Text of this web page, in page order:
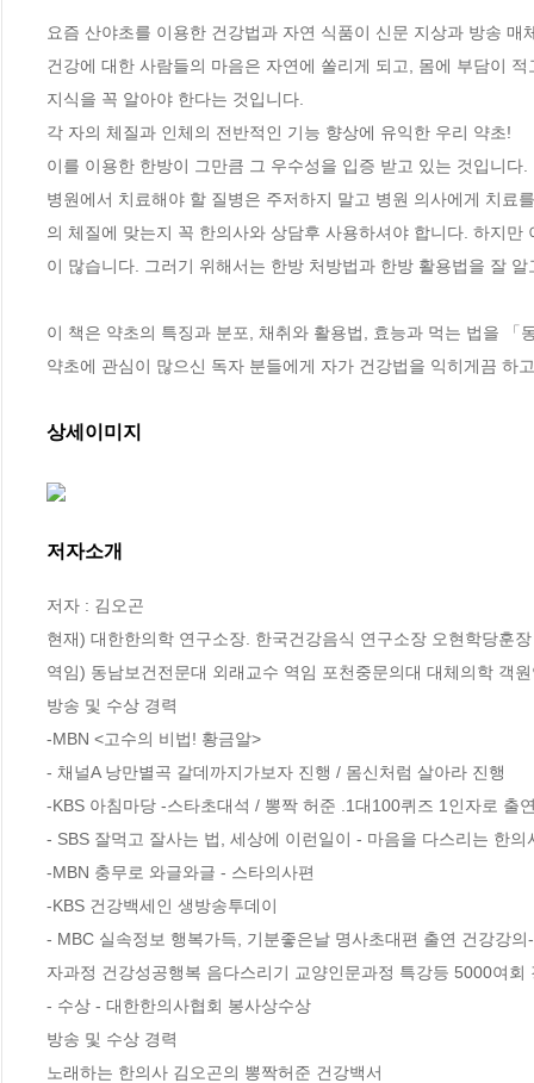
요즘 산야초를 이용한 건강법과 자연 식품이 신문 지상과 방송
건강에 대한 사람들의 마음은 자연에 쏠리게 되고, 몸에 부담이
지식을 꼭 알아야 한다는 것입니다.
각 자의 체질과 인체의 전반적인 기능 향상에 유익한 우리 약초!
이를 이용한 한방이 그만큼 그 우수성을 입증 받고 있는 것입니다.
병원에서 치료해야 할 질병은 주저하지 말고 병원 의사에게 치료
의 체질에 맞는지 꼭 한의사와 상담후 사용하셔야 합니다. 하지
이 많습니다. 그러기 위해서는 한방 처방법과 한방 활용법을 잘
이 책은 약초의 특징과 분포, 채취와 활용법, 효능과 먹는 법을
약초에 관심이 많으신 독자 분들에게 자가 건강법을 익히게끔 하
상세이미지
저자소개
저자 : 김오곤
현재) 대한한의학 연구소장. 한국건강음식 연구소장 오현학당훈
역임) 동남보건전문대 외래교수 역임 포천중문의대 대체의학 객
방송 및 수상 경력
-MBN <고수의 비법! 황금알>
- 채널A 낭만별곡 갈데까지가보자 진행 / 몸신처럼 살아라 진행
-KBS 아침마당 -스타초대석 / 뽕짝 허준 .1대100퀴즈 1인자로 출
- SBS 잘먹고 잘사는 법, 세상에 이런일이 - 마음을 다스리는 한
-MBN 충무로 와글와글 - 스타의사편
-KBS 건강백세인 생방송투데이
- MBC 실속정보 행복가득, 기분좋은날 명사초대편 출연 건강강
자과정 건강성공행복 음다스리기 교양인문과정 특강등 5000여회
- 수상 - 대한한의사협회 봉사상수상
방송 및 수상 경력
노래하는 한의사 김오곤의 뽕짝허준 건강백서